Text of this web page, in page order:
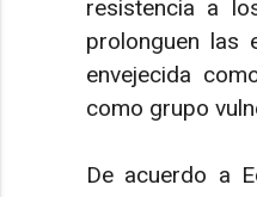
resistencia a
prolonguen las
envejecida
como grupo
De acuerdo a